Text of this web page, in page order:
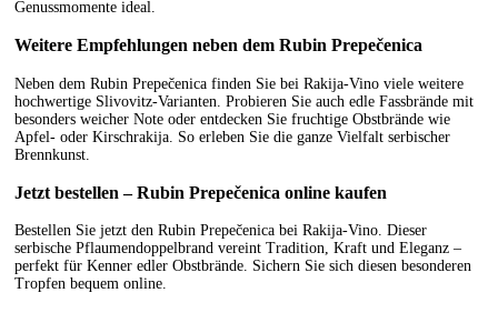
Genussmomente ideal.
Weitere Empfehlungen neben dem Rubin Prepečenica
Neben dem Rubin Prepečenica finden Sie bei Rakija-Vino viele weitere
hochwertige Slivovitz-Varianten. Probieren Sie auch edle Fassbrände mit
besonders weicher Note oder entdecken Sie fruchtige Obstbrände wie
Apfel- oder Kirschrakija. So erleben Sie die ganze Vielfalt serbischer
Brennkunst.
Jetzt bestellen – Rubin Prepečenica online kaufen
Bestellen Sie jetzt den Rubin Prepečenica bei Rakija-Vino. Dieser
serbische Pflaumendoppelbrand vereint Tradition, Kraft und Eleganz –
perfekt für Kenner edler Obstbrände. Sichern Sie sich diesen besonderen
Tropfen bequem online.